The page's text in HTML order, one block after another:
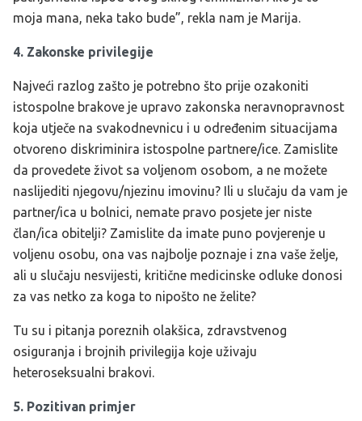
moja mana, neka tako bude”, rekla nam je Marija.
4. Zakonske privilegije
Najveći razlog zašto je potrebno što prije ozakoniti
istospolne brakove je upravo zakonska neravnopravnost
koja utječe na svakodnevnicu i u određenim situacijama
otvoreno diskriminira istospolne partnere/ice. Zamislite
da provedete život sa voljenom osobom, a ne možete
naslijediti njegovu/njezinu imovinu? Ili u slučaju da vam je
partner/ica u bolnici, nemate pravo posjete jer niste
član/ica obitelji? Zamislite da imate puno povjerenje u
voljenu osobu, ona vas najbolje poznaje i zna vaše želje,
ali u slučaju nesvijesti, kritične medicinske odluke donosi
za vas netko za koga to nipošto ne želite?
Tu su i pitanja poreznih olakšica, zdravstvenog
osiguranja i brojnih privilegija koje uživaju
heteroseksualni brakovi.
5. Pozitivan primjer